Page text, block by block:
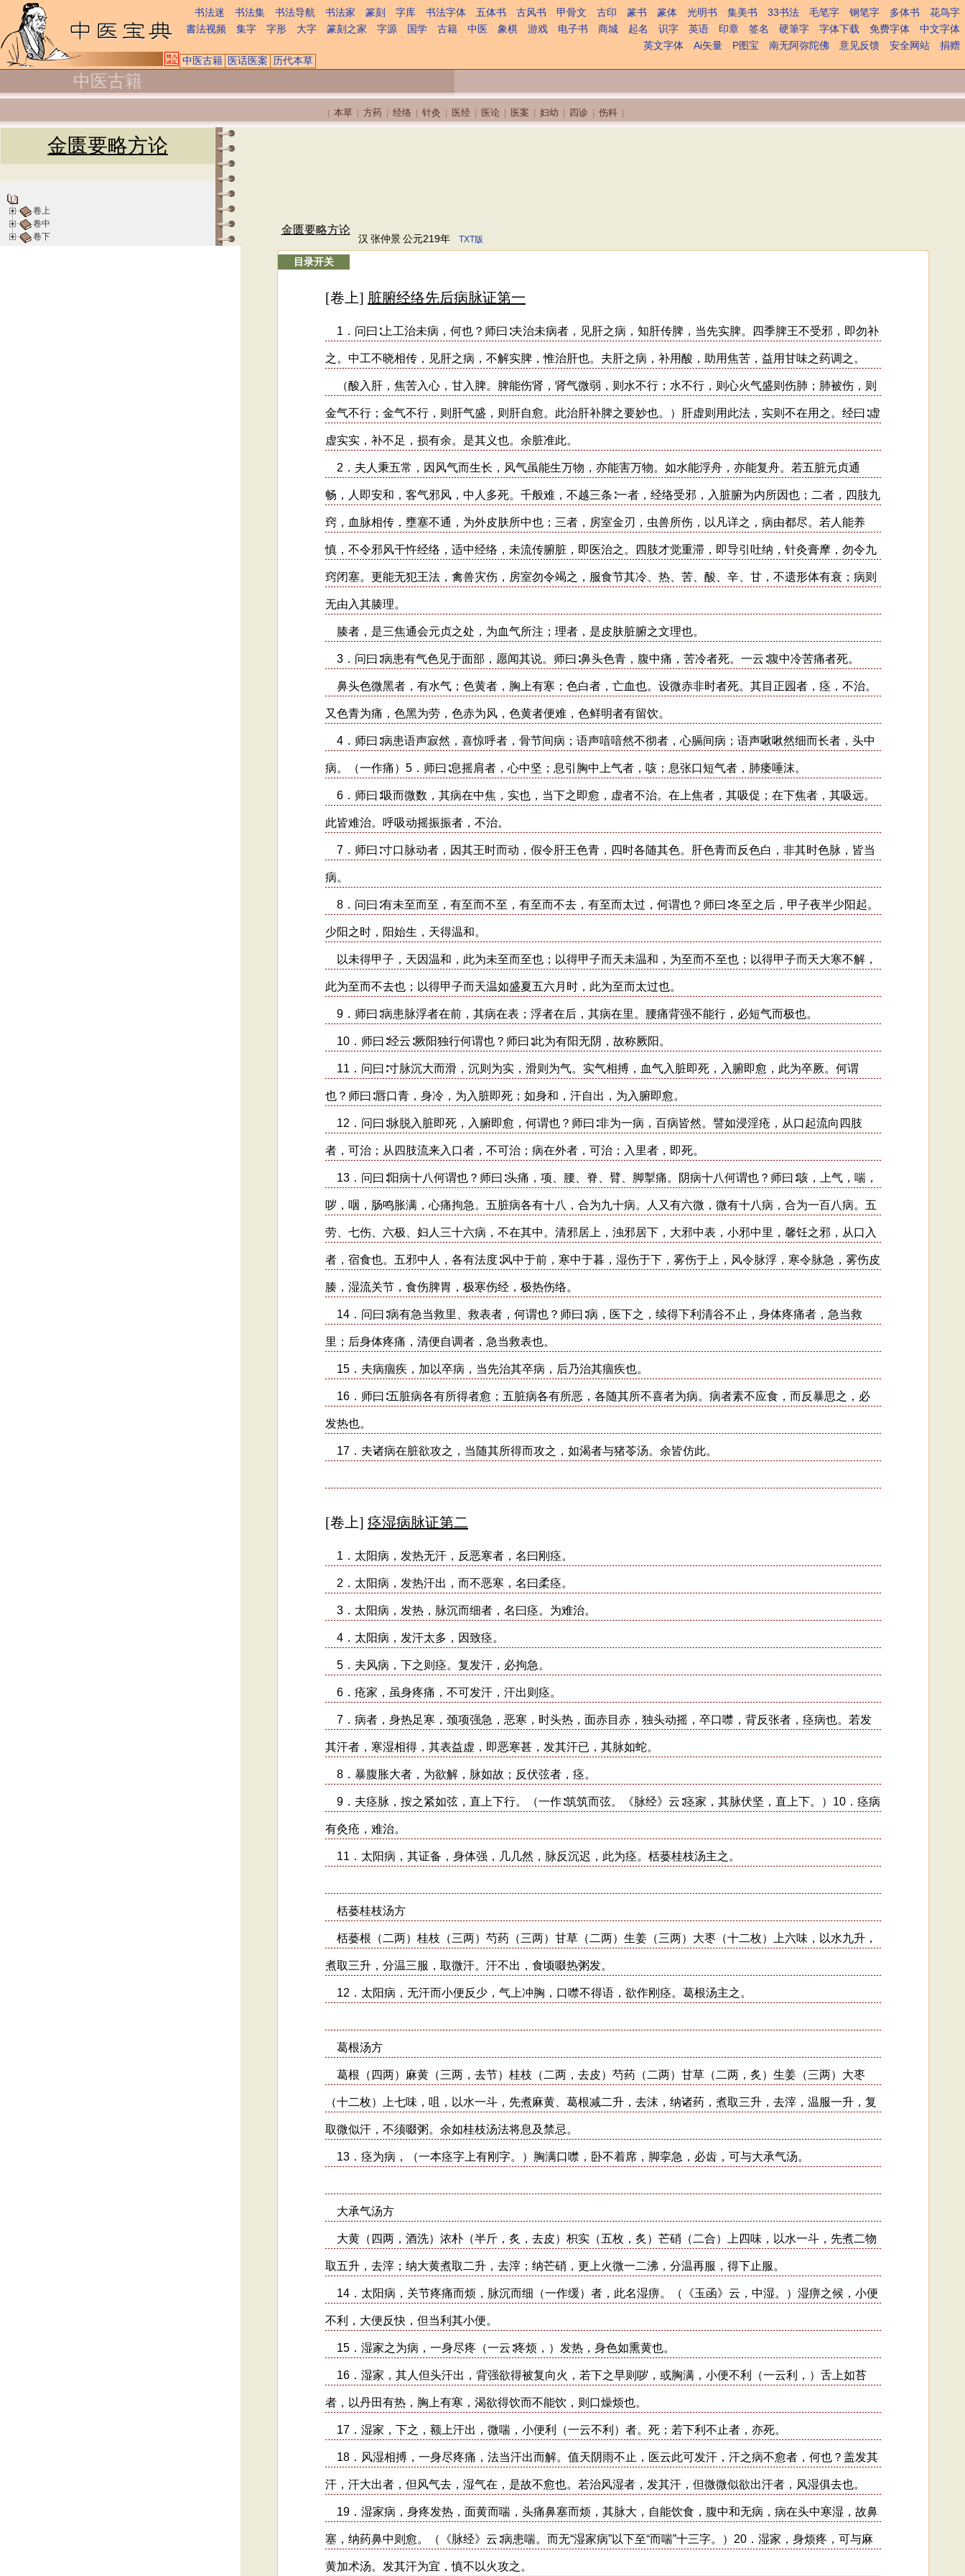
书法迷 书法集 书法导航 书法家 篆刻 字库 书法字体 五体书 古风书 甲骨文 古印 篆书 篆体 光明书 集美书 33书法 毛笔字 钢笔字 多体书
花鸟字
書法视频
集字 字形 大字 篆刻之家 字源 国学 古籍 中医 象棋 游戏 电子书 商城 起名 识字 英语 印章 签名 硬筆字 字体下载 免费字体
中文字体
英文字体
Ai矢量 P图宝 南无阿弥陀佛 意见反馈 安全网站
捐赠
中医古籍 医话医案 历代本草
中医古籍
本草 方药 经络 针灸 医经 医论 医案 妇幼 四诊 伤科
金匮要略方论
卷上
卷中
卷下
金匮要略方论
汉 张仲景 公元219年 TXT版
目录开关